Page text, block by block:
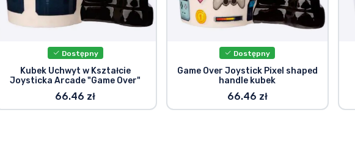
Dostępny
Kubek Uchwyt w Kształcie
Joysticka Arcade "Game Over"
66.46 zł
Dostępny
Game Over Joystick Pixel shaped
handle kubek
66.46 zł